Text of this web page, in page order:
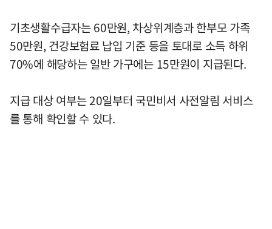
기초생활수급자는 60만원, 차상위계층과 한부모 가족
50만원, 건강보험료 납입 기준 등을 토대로 소득 하위
70%에 해당하는 일반 가구에는 15만원이 지급된다.
지급 대상 여부는 20일부터 국민비서 사전알림 서비스
를 통해 확인할 수 있다.